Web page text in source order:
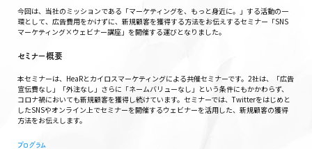
今回は、当社のミッションである「マーケティングを、もっと身近に。」する活動の一
環として、広告費用をかけずに、新規顧客を獲得する方法をお伝えするセミナー「SNS
マーケティング×ウェビナー講座」を開催する運びとなりました。
セミナー概要
本セミナーは、HeaRとカイロスマーケティングによる共催セミナーです。2社は、「広告
宣伝費なし」「外注なし」さらに「ネームバリューなし」という条件にもかかわらず、
コロナ禍においても新規顧客を獲得し続けています。セミナーでは、Twitterをはじめと
したSNSやオンライン上でセミナーを開催するウェビナーを活用した、新規顧客の獲得
方法をお伝えします。
プログラム